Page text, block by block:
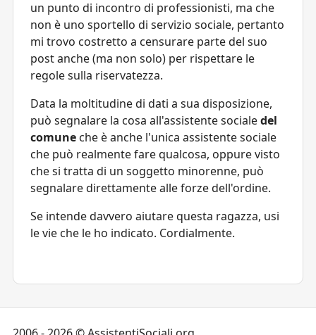
un punto di incontro di professionisti, ma che
non è uno sportello di servizio sociale, pertanto
mi trovo costretto a censurare parte del suo
post anche (ma non solo) per rispettare le
regole sulla riservatezza.
Data la moltitudine di dati a sua disposizione,
può segnalare la cosa all'assistente socialedel
comune che è anche l'unica assistente sociale
che può realmente fare qualcosa, oppure visto
che si tratta di un soggetto minorenne, può
segnalare direttamente alle forze dell'ordine.
Se intende davvero aiutare questa ragazza, usi
le vie che le ho indicato. Cordialmente.